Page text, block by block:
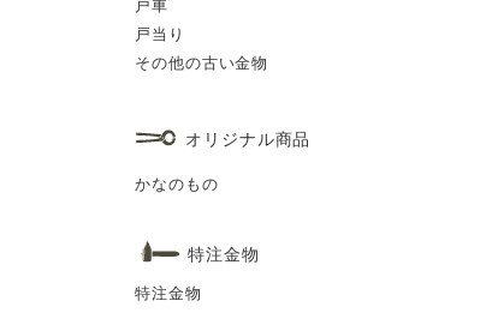
戸車
戸当り
その他の古い金物
オリジナル商品
かなのもの
特注金物
特注金物